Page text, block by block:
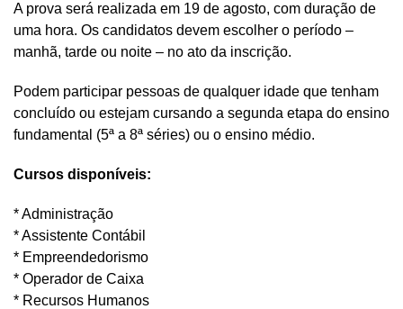
A prova será realizada em 19 de agosto, com duração de
uma hora. Os candidatos devem escolher o período –
manhã, tarde ou noite – no ato da inscrição.
Podem participar pessoas de qualquer idade que tenham
concluído ou estejam cursando a segunda etapa do ensino
fundamental (5ª a 8ª séries) ou o ensino médio.
Cursos disponíveis:
* Administração
* Assistente Contábil
* Empreendedorismo
* Operador de Caixa
* Recursos Humanos